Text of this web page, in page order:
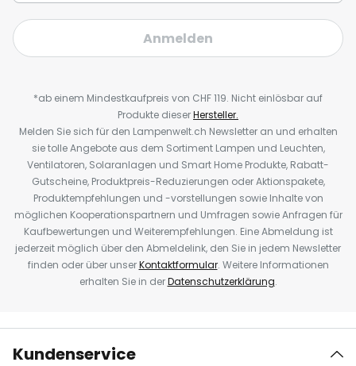
Anmelden
*ab einem Mindestkaufpreis von CHF 119. Nicht einlösbar auf
Produkte dieserHersteller.
Melden Sie sich für den Lampenwelt.ch Newsletter an und erhalten
sie tolle Angebote aus dem Sortiment Lampen und Leuchten,
Ventilatoren, Solaranlagen und Smart Home Produkte, Rabatt-
Gutscheine, Produktpreis-Reduzierungen oder Aktionspakete,
Produktempfehlungen und -vorstellungen sowie Inhalte von
möglichen Kooperationspartnern und Umfragen sowie Anfragen für
Kaufbewertungen und Weiterempfehlungen. Eine Abmeldung ist
jederzeit möglich über den Abmeldelink, den Sie in jedem Newsletter
finden oder über unserKontaktformular. Weitere Informationen
erhalten Sie in derDatenschutzerklärung.
Kundenservice